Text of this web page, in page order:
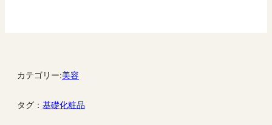
カテゴリー:美容
タグ： 基礎化粧品